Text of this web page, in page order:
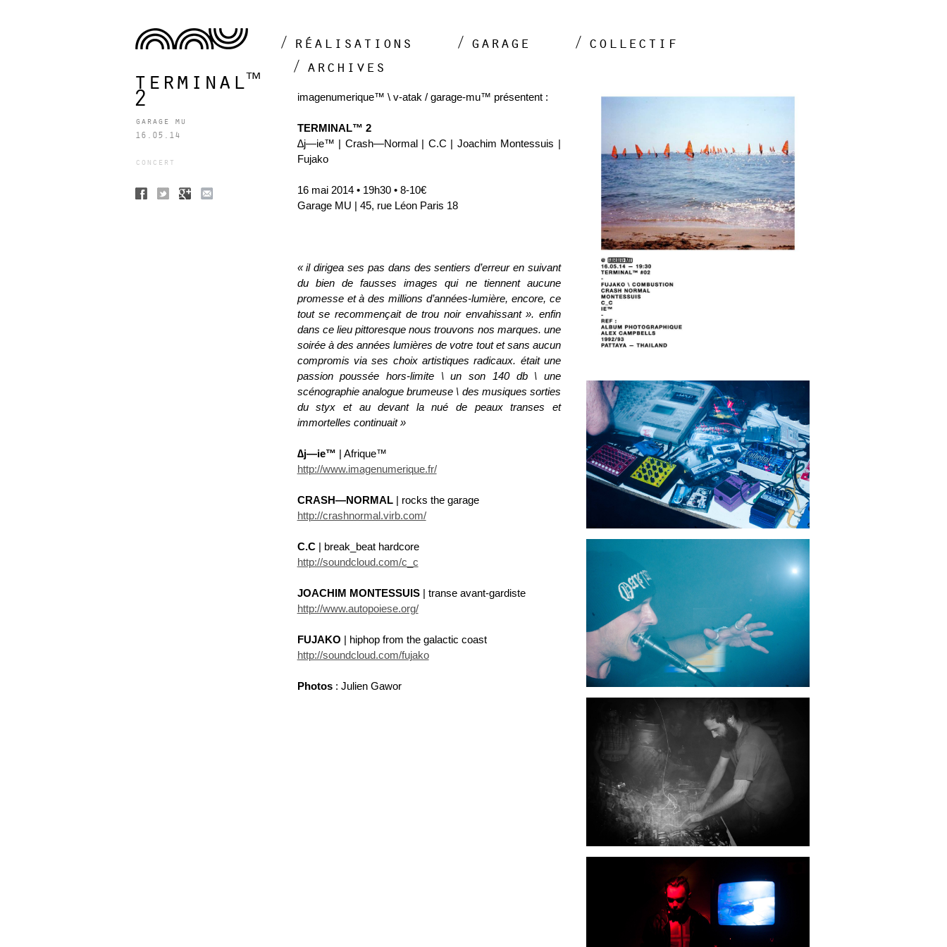
réalisations garage
collectif
archives
terminal™
2
garage mu
16.05.14
concert
imagenumerique™ \ v-atak / garage-mu™ présentent :
TERMINAL™ 2
∆j—ie™ | Crash—Normal | C.C | Joachim Montessuis |
Fujako
16 mai 2014 • 19h30 • 8-10€
Garage MU | 45, rue Léon Paris 18
« il dirigea ses pas dans des sentiers d’erreur en suivant
du bien de fausses images qui ne tiennent aucune
promesse et à des millions d’années-lumière, encore, ce
tout se recommençait de trou noir envahissant ». enfin
dans ce lieu pittoresque nous trouvons nos marques. une
soirée à des années lumières de votre tout et sans aucun
compromis via ses choix artistiques radicaux. était une
passion poussée hors-limite \ un son 140 db \ une
scénographie analogue brumeuse \ des musiques sorties
du styx et au devant la nué de peaux transes et
immortelles continuait »
∆j—ie™ | Afrique™
http://www.imagenumerique.fr/
CRASH—NORMAL| rocks the garage
http://crashnormal.virb.com/
C.C| break_beat hardcore
http://soundcloud.com/c_c
JOACHIM MONTESSUIS| transe avant-gardiste
http://www.autopoiese.org/
FUJAKO | hiphop from the galactic coast
http://soundcloud.com/fujako
Photos: Julien Gawor